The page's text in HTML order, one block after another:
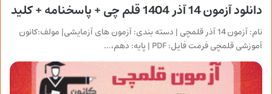
دانلود آزمون 14 آذر 1404 قلم چی + پاسخنامه + کلید
نام: آزمون 14 آذر قلمچی | دسته بندی: آزمون های آزمایشی| مولف:کانون
آموزشی قلمچی فرمت فایل: PDF | پایه: دهم،…